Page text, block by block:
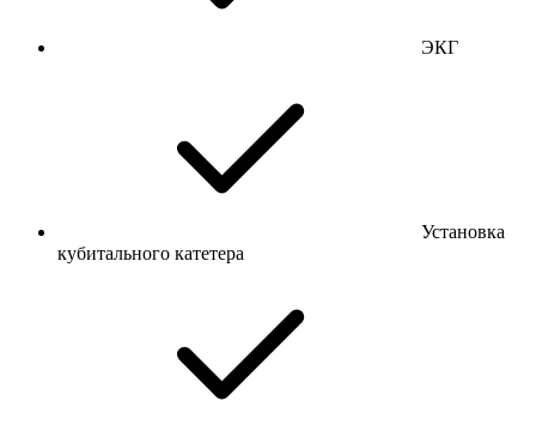
ЭКГ
Установка
кубитального катетера